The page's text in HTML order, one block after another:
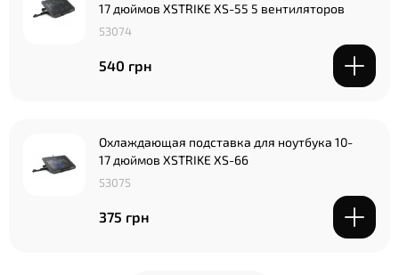
17 дюймов XSTRIKE XS-55 5 вентиляторов
53074
540 грн
Охлаждающая подставка для ноутбука 10-
17 дюймов XSTRIKE XS-66
53075
375 грн